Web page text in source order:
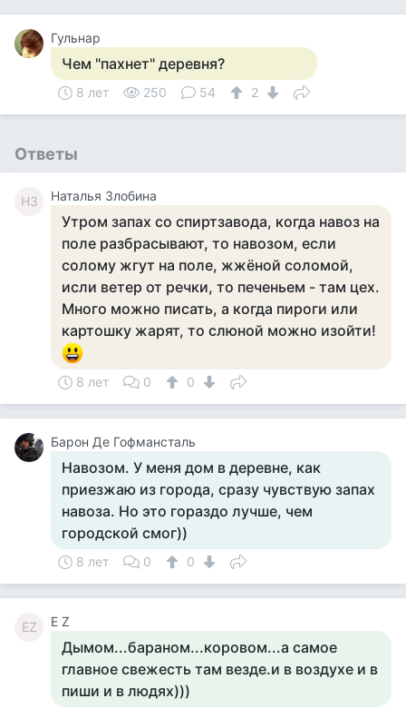
Гульнар
Чем "пахнет" деревня?
8 лет 250 54 2
Ответы
НЗ Наталья Злобина
Утром запах со спиртзавода, когда навоз на
поле разбрасывают, то навозом, если
солому жгут на поле, жжёной соломой,
исли ветер от речки, то печеньем - там цех.
Много можно писать, а когда пироги или
картошку жарят, то слюной можно изойти!
8 лет 0 0
Барон Де Гофмансталь
Навозом. У меня дом в деревне, как
приезжаю из города, сразу чувствую запах
навоза. Но это гораздо лучше, чем
городской смог))
8 лет 0 0
EZ E Z
Дымом...бараном...коровом...а самое
главное свежесть там везде.и в воздухе и в
пиши и в людях)))